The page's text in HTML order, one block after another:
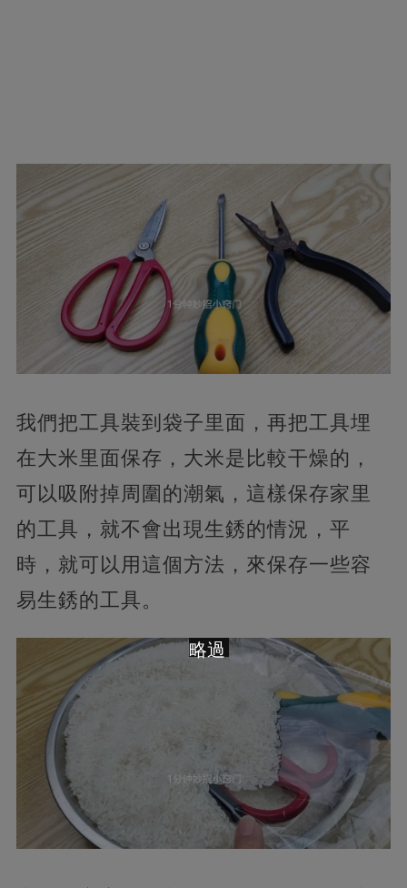
我們把工具裝到袋子里面，再把工具埋
在大米里面保存，大米是比較干燥的，
可以吸附掉周圍的潮氣，這樣保存家里
的工具，就不會出現生銹的情況，平
時，就可以用這個方法，來保存一些容
易生銹的工具。
略過